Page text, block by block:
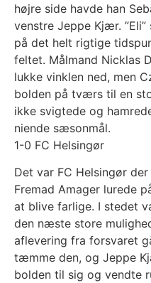
højre side havde han
venstre Jeppe Kjær.
på det helt rigtige
feltet. Målmand Nicklas
lukke vinklen ned, men
bolden på tværs til en
ikke svigtede og
niende sæsonmål.
1-0 FC Helsingør
Det var FC Helsingør
Fremad Amager lurede
at blive farlige. I stedet
den næste store
aflevering fra forsvaret
tæmme den, og Jeppe
bolden til sig og vendte